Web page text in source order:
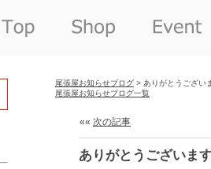
尾張屋お知らせブログ > ありがとうござい
尾張屋お知らせブログ一覧
«« 次の記事
ありがとうございま